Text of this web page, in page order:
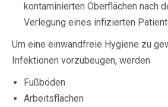
kontaminierten Oberflächen nach
Verlegung eines infizierten
Um eine einwandfreie Hygiene zu
Infektionen vorzubeugen, werden
Fußböden
Arbeitsflächen